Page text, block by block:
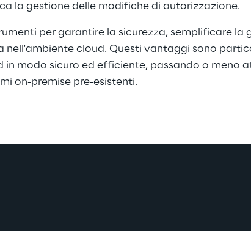
la gestione delle modifiche di autorizzazione.
per garantire la sicurezza, semplificare la
cloud. Questi vantaggi sono
modo sicuro ed efficiente, passando o meno
on-premise pre-esistenti.